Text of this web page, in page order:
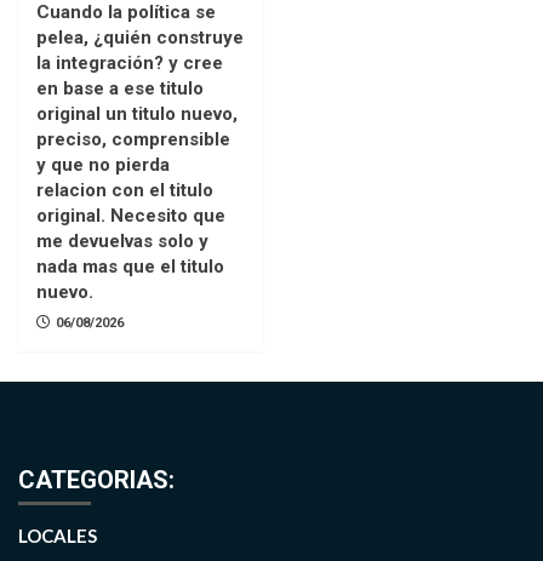
Cuando la política se
pelea, ¿quién construye
la integración? y cree
en base a ese titulo
original un titulo nuevo,
preciso, comprensible
y que no pierda
relacion con el titulo
original. Necesito que
me devuelvas solo y
nada mas que el titulo
nuevo.
06/08/2026
CATEGORIAS:
LOCALES